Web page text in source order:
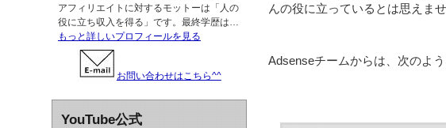
んの役に立っているとは思えませ
Adsenseチームからは、次のよ
アフィリエイトに対するモットーは「人の
役に立ち収入を得る」です。最終学歴は…
もっと詳しいプロフィールを見る
お問い合わせはこちら^^
YouTube公式